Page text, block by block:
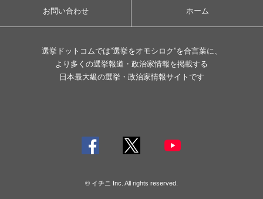
お問い合わせ ホーム
選挙ドットコムでは”選挙をオモシロク”を合言葉に、
より多くの選挙報道・政治家情報を掲載する
日本最大級の選挙・政治家情報サイトです
© イチニ Inc. All rights reserved.